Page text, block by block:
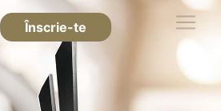
Înscrie-te